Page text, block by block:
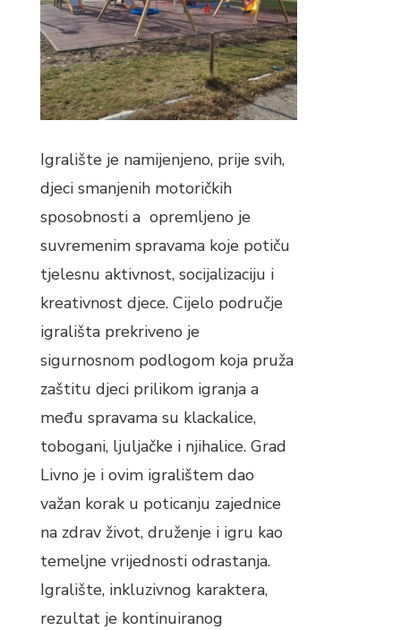
Igralište je namijenjeno, prije svih,
djeci smanjenih motoričkih
sposobnosti a opremljeno je
suvremenim spravama koje potiču
tjelesnu aktivnost, socijalizaciju i
kreativnost djece. Cijelo područje
igrališta prekriveno je
sigurnosnom podlogom koja pruža
zaštitu djeci prilikom igranja a
među spravama su klackalice,
tobogani, ljuljačke i njihalice. Grad
Livno je i ovim igralištem dao
važan korak u poticanju zajednice
na zdrav život, druženje i igru kao
temeljne vrijednosti odrastanja.
Igralište, inkluzivnog karaktera,
rezultat je kontinuiranog